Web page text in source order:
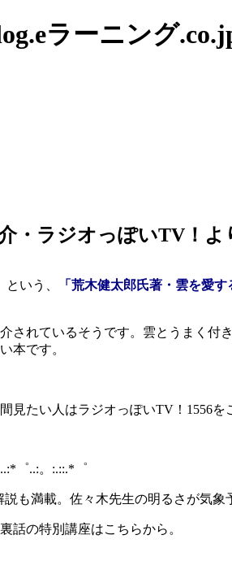
ラーニング
・ラジオっぽいTV！よ
いう、 「荒木健太郎氏著・雲を愛す
されているそうです。雲とうまく
本です。
たい人はラジオっぽいTV！1556を
゜..:。:.::.*゜
も満載。佐々木先生の明るさが気象
話の特別講座はこちらから。